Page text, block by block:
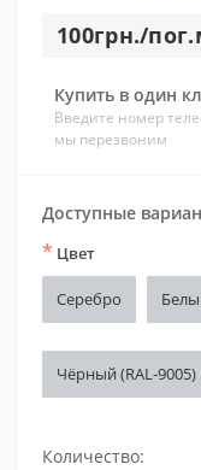
100грн./
Купить в один
Введите номер
мы перезвоним
Доступные
* Цвет
Серебро
Чёрный (RAL-9005)
Количество: